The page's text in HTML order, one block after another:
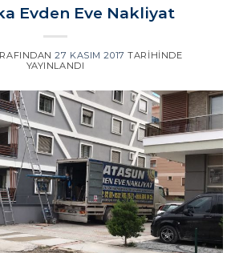
Evden Eve Nakliyat
27 KASIM 2017 TARIHINDE
YAYINLANDI